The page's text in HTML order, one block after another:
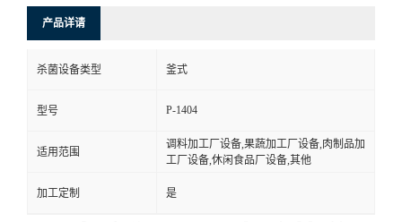
产品详请
杀菌设备类型 釜式
型号 P-1404
适用范围
调料加工厂设备,果蔬加工厂设备,肉制品加
工厂设备,休闲食品厂设备,其他
加工定制 是